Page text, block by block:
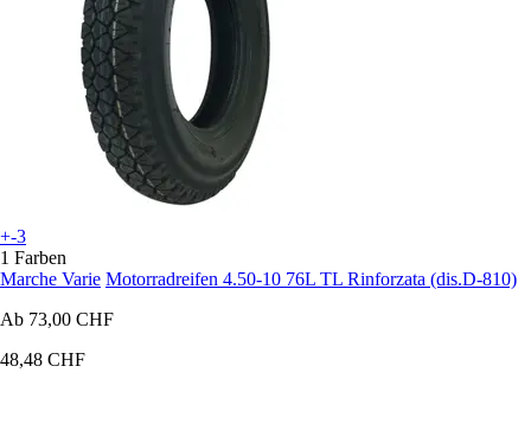
+-3
1 Farben
Marche Varie Motorradreifen 4.50-10 76L TL Rinforzata (dis.D-810)
Ab 73,00 CHF
48,48 CHF